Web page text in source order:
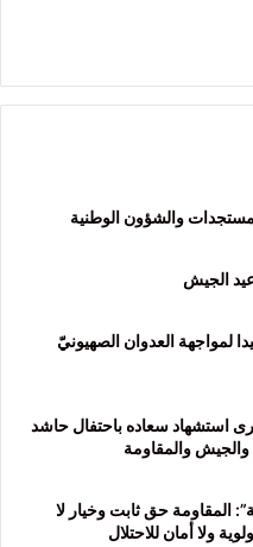
والشؤون الوطنية
الجيش
لمواجهة العدوان الصهيونيّ
استشهاد سعاده باحتفال حاشد
والمقاومة
المقاومة حق ثابت وخيار لا
ولا أمان للاحتلال